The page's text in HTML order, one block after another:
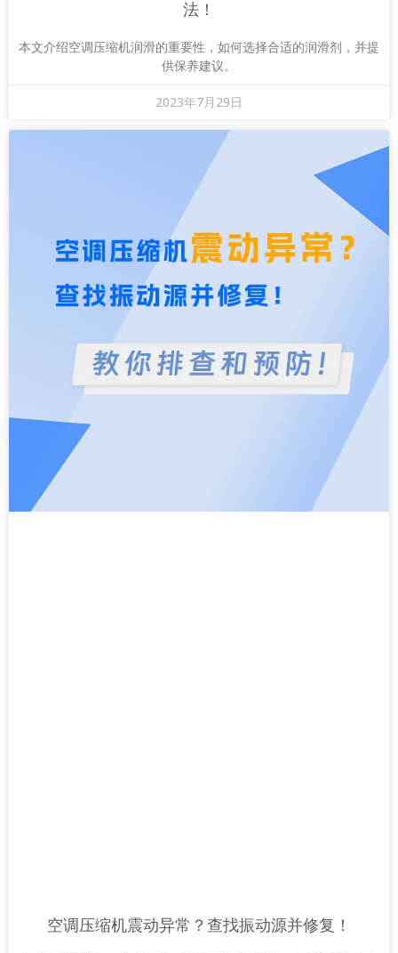
法！
本文介绍空调压缩机润滑的重要性，如何选择合适的润滑剂，并提
供保养建议。
2023年7月29日
空调压缩机震动异常？查找振动源并修复！